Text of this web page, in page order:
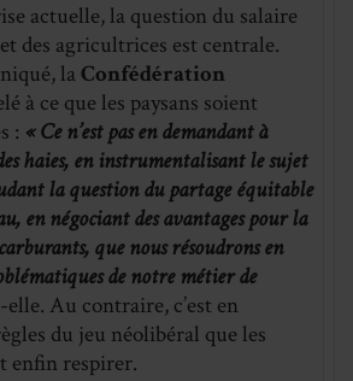
actuelle, la question du salaire
des agricultrices est centrale.
la Confédération
à ce que les paysans soient
: « Ce n’est pas en demandant à
haies, en instrumentalisant le sujet
la question du partage équitable
en négociant des avantages pour la
que nous résoudrons en
de notre métier de
Au contraire, c’est en
du jeu néolibéral que les
enfin respirer.